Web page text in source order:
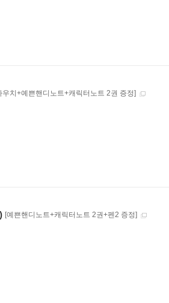
우치+예쁜핸디노트+캐릭터노트 2권 증정]
[예쁜핸디노트+캐릭터노트 2권+펜2 증정]